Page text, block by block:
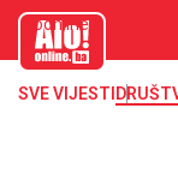
aloonline.b
SVE VIJESTI